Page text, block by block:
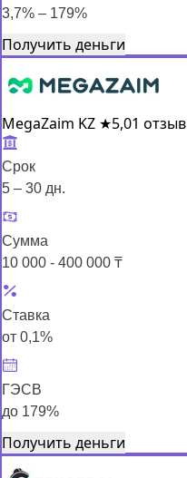
3,7% – 179%
Получить деньги
MegaZaim KZ ★5,01 отзыв
Срок
5 – 30 дн.
Сумма
10 000 - 400 000 ₸
Ставка
от 0,1%
ГЭСВ
до 179%
Получить деньги